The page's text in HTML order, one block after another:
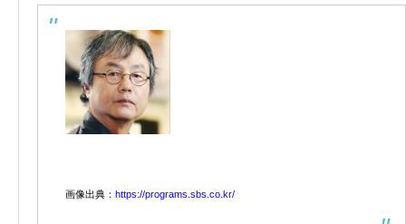
画像出典： https://programs.sbs.co.kr/